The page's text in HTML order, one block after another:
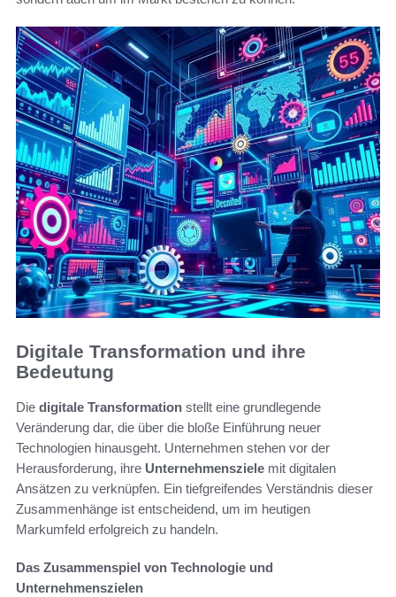
Digitale Transformation und ihre
Bedeutung
Die digitale Transformation stellt eine grundlegende
Veränderung dar, die über die bloße Einführung neuer
Technologien hinausgeht. Unternehmen stehen vor der
Herausforderung, ihre Unternehmensziele mit digitalen
Ansätzen zu verknüpfen. Ein tiefgreifendes Verständnis dieser
Zusammenhänge ist entscheidend, um im heutigen
Markumfeld erfolgreich zu handeln.
Das Zusammenspiel von Technologie und
Unternehmenszielen